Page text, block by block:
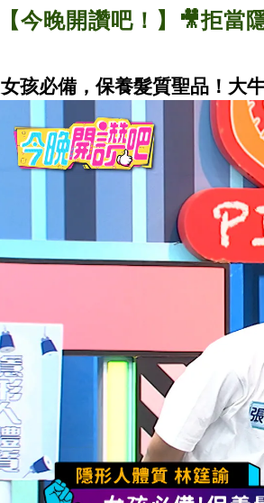
【今晚開讚吧！】 🎥拒當
女孩必備，保養髮質聖品！大